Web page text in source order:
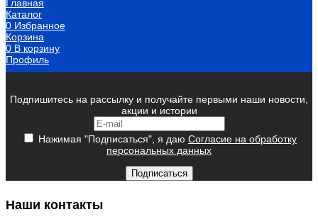
Главная
Каталог
0 Избранное
Корзина
0 В корзину
Профиль
Подпишитесь на рассылку и получайте первыми наши новости,
акции и истории
Нажимая "Подписаться", я даю Согласие на обработку
персональных данных
Подписаться
Наши контакты